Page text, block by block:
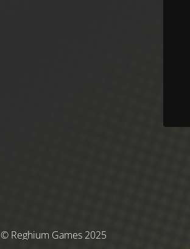
© Reghium Games 2025